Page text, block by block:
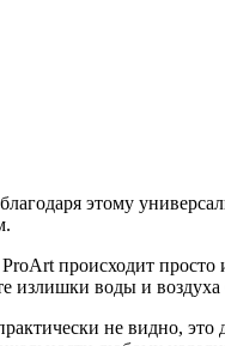
этому
происходит
излишки воды и
не видно,